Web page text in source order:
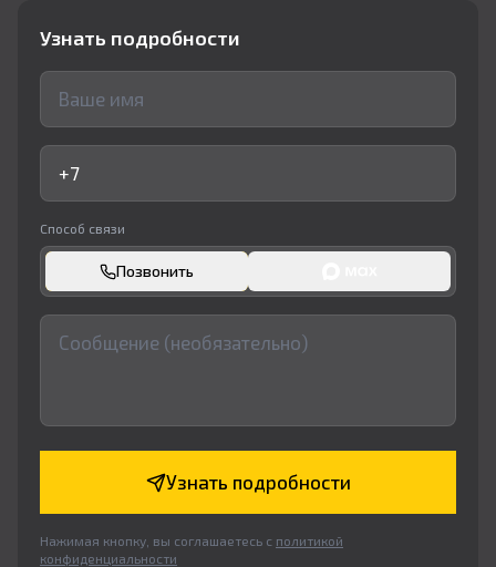
Узнать подробности
Способ связи
Позвонить
Узнать подробности
Нажимая кнопку, вы соглашаетесь с политикой
конфиденциальности